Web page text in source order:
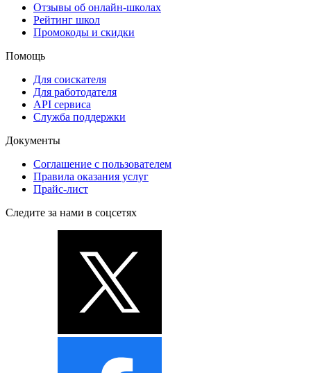
Отзывы об онлайн-школах
Рейтинг школ
Промокоды и скидки
Помощь
Для соискателя
Для работодателя
API сервиса
Служба поддержки
Документы
Соглашение с пользователем
Правила оказания услуг
Прайс-лист
Следите за нами в соцсетях